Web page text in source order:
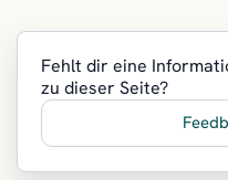
Fehlt dir eine
zu dieser Seite?